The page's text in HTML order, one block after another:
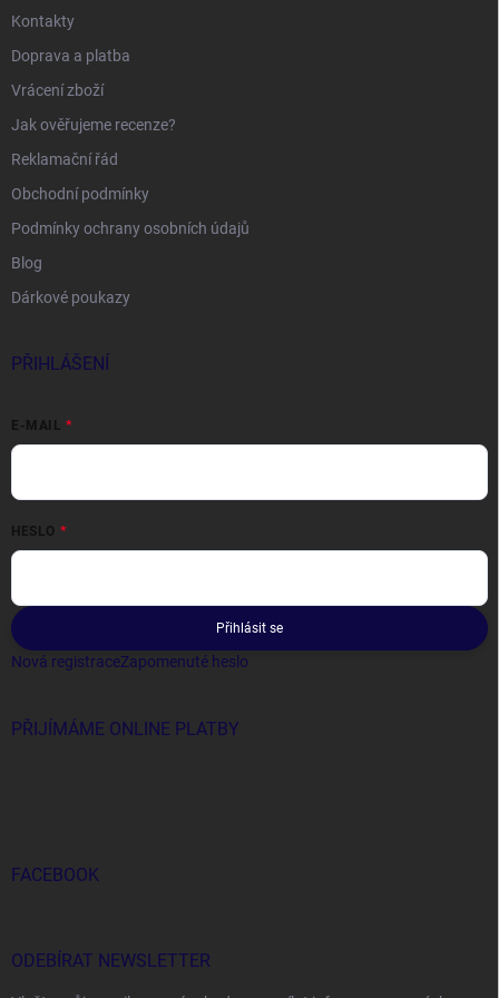
Kontakty
Doprava a platba
Vrácení zboží
Jak ověřujeme recenze?
Reklamační řád
Obchodní podmínky
Podmínky ochrany osobních údajů
Blog
Dárkové poukazy
PŘIHLÁŠENÍ
E-MAIL
HESLO
Přihlásit se
Nová registraceZapomenuté heslo
PŘIJÍMÁME ONLINE PLATBY
FACEBOOK
ODEBÍRAT NEWSLETTER